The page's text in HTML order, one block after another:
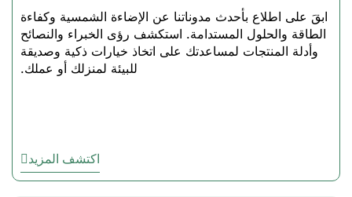
كحد أقصى بشحنة واحدة، مما
يجعلها أفضل في المناطق التي لا
يصلها الكثير من ضوء الشمس.
هذه هي أفضل المصابيح
وأفريقيا. ستساعدك هذه الأضواء
الكاشفة على إنارة مكان منزلك
ابقَ على اطلاع بأحدث مدوناتنا عن الإضاءة الشمسية وكفاءة
الطاقة والحلول المستدامة. استكشف رؤى الخبراء والنصائح
وأدلة المنتجات لمساعدتك على اتخاذ خيارات ذكية وصديقة
للبيئة لمنزلك أو عملك.
اكتشف المزيد